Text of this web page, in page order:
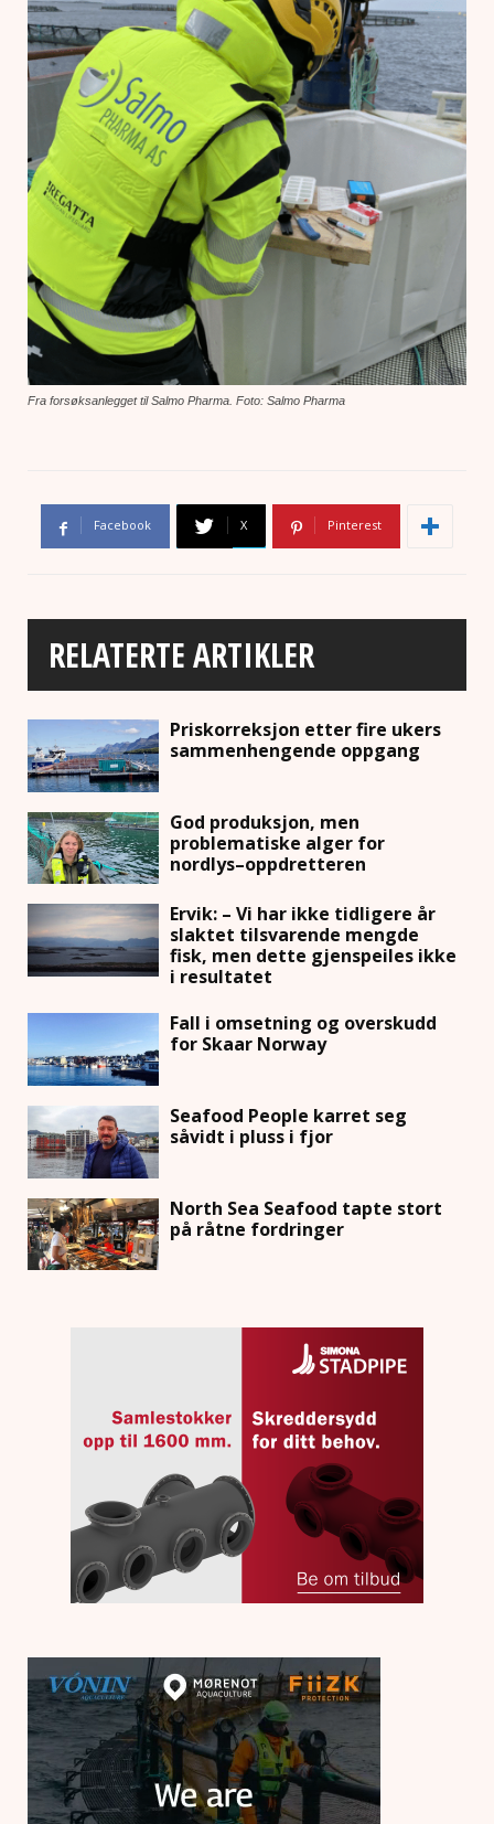
Fra forsøksanlegget til Salmo Pharma. Foto: Salmo Pharma
Facebook X Pinterest
RELATERTE ARTIKLER
Priskorreksjon etter fire ukers
sammenhengende oppgang
God produksjon, men
problematiske alger for
nordlys–oppdretteren
Ervik: – Vi har ikke tidligere år
slaktet tilsvarende mengde
fisk, men dette gjenspeiles ikke
i resultatet
Fall i omsetning og overskudd
for Skaar Norway
Seafood People karret seg
såvidt i pluss i fjor
North Sea Seafood tapte stort
på råtne fordringer